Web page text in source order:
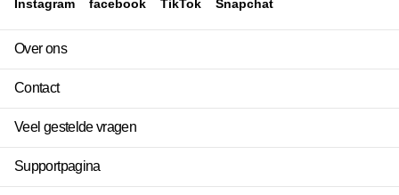
Instagram facebook TikTok Snapchat
Over ons
Contact
Veel gestelde vragen
Supportpagina